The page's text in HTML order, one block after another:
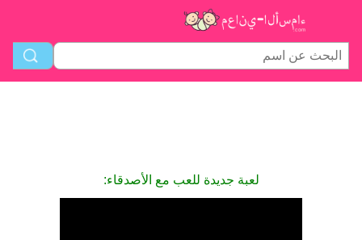
لعبة جديدة للعب مع الأصدقاء: